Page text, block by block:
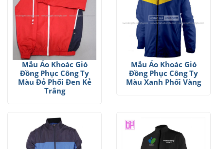
Mẫu Áo Khoác Gió
Đồng Phục Công Ty
Màu Đỏ Phối Đen Kẻ
Trắng
Mẫu Áo Khoác Gió
Đồng Phục Công Ty
Màu Xanh Phối Vàng